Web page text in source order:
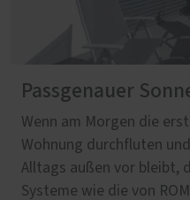
Passgenauer
Wenn am Morgen die
Wohnung durchfluten
Alltags außen vor bleibt,
Systeme wie die von